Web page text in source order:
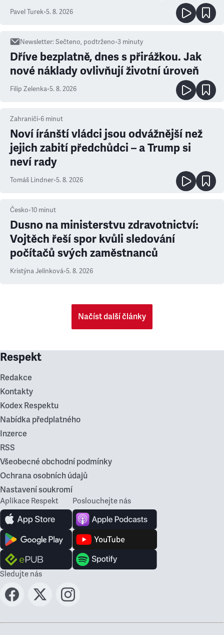
ale atmosféra
Pavel Turek•5. 8. 2026
Newsletter:Sečteno, podtrženo•3 minuty
Dříve bezplatně, dnes s přirážkou. Jak
nové náklady ovlivňují životní úroveň
Filip Zelenka•5. 8. 2026
Zahraničí•6 minut
Noví íránští vládci jsou odvážnější než
jejich zabití předchůdci – a Trump si
neví rady
Tomáš Lindner•5. 8. 2026
Česko•10 minut
Dusno na ministerstvu zdravotnictví:
Vojtěch řeší spor kvůli sledování
počítačů svých zaměstnanců
Kristýna Jelínková•5. 8. 2026
Načíst další články
Respekt
Redakce
Kontakty
Kodex Respektu
Nabídka předplatného
Inzerce
RSS
Všeobecné obchodní podmínky
Ochrana osobních údajů
Nastavení soukromí
Aplikace Respekt Poslouchejte nás
Sledujte nás